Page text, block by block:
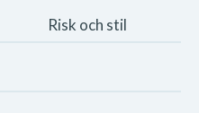
Risk och stil